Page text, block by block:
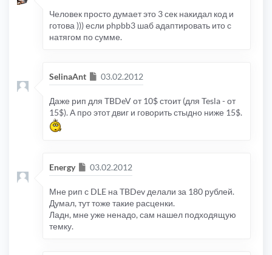
Человек просто думает это 3 сек накидал код и
готова ))) если phpbb3 шаб адаптировать ито с
натягом по сумме.
SelinaAnt Сообщение
03.02.2012
Даже рип для TBDeV от 10$ стоит (для Tesla - от
15$). А про этот двиг и говорить стыдно ниже 15$.
Energy Сообщение
03.02.2012
Мне рип с DLE на TBDev делали за 180 рублей.
Думал, тут тоже такие расценки.
Ладн, мне уже ненадо, сам нашел подходящую
темку.